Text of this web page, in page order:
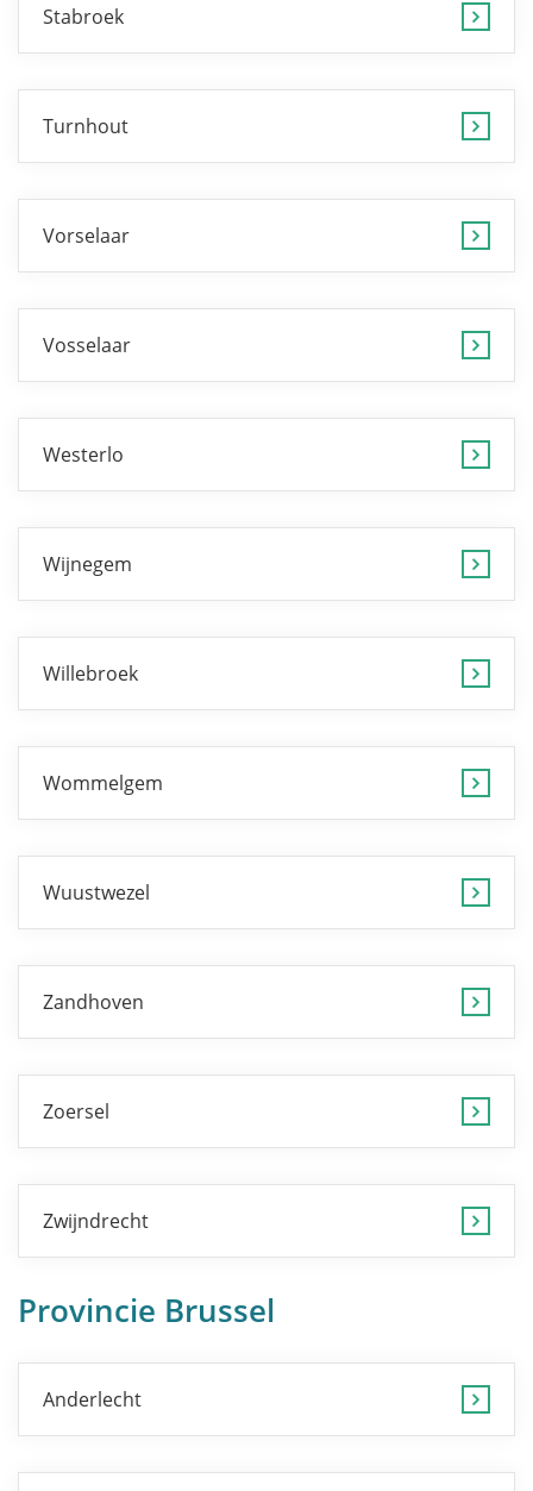
Stabroek
Turnhout
Vorselaar
Vosselaar
Westerlo
Wijnegem
Willebroek
Wommelgem
Wuustwezel
Zandhoven
Zoersel
Zwijndrecht
Provincie Brussel
Anderlecht